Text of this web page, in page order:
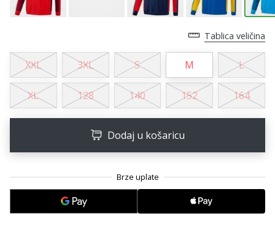
1 min. čitanja
Postani
ambasadorom
našeg
brenda
odbojku
nas?
Tablica veličina
XXL 3XL S M L
XL 128 140 152 164
Dodaj u košaricu